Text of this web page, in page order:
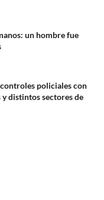
un hombre fue
policiales con
y distintos sectores de